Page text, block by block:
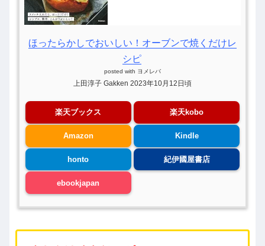
ほったらかしでおいしい！オーブンで焼くだけレ
シピ
posted with ヨメレバ
上田淳子 Gakken 2023年10月12日頃
楽天ブックス 楽天kobo
Amazon Kindle
honto 紀伊國屋書店
ebookjapan